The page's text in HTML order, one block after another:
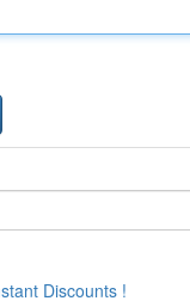
Discounts !